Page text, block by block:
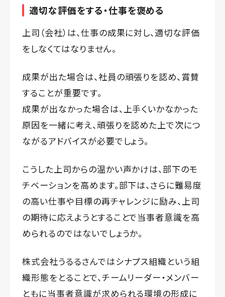
適切な評価をする・仕事を褒める
上司（会社）は、仕事の成果に対し、適切な評価
をしなくてはなりません。
成果が出た場合は、社員の頑張りを認め、賞賛
することが重要です。
成果が出なかった場合は、上手くいかなかった
原因を一緒に考え、頑張りを認めた上で次につ
ながるアドバイスが必要でしょう。
こうした上司からの温かい声かけは、部下のモ
チベーションを高めます。部下は、さらに難易度
の高い仕事や目標の再チャレンジに励み、上司
の期待に応えようとすることで当事者意識を高
められるのではないでしょうか。
株式会社うるるさんではシナプス組織という組
織形態をとることで、チームリーダー・メンバー
ともに当事者意識が求められる環境の形成に